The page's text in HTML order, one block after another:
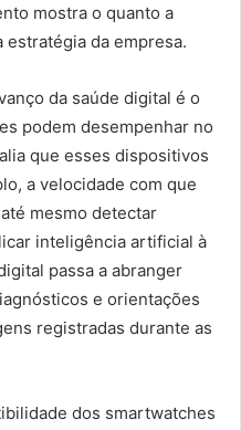
mostra o quanto a
da empresa.
da saúde digital é o
podem desempenhar no
que esses dispositivos
a velocidade com que
mesmo detectar
inteligência artificial à
passa a abranger
e orientações
registradas durante as
dos smartwatches